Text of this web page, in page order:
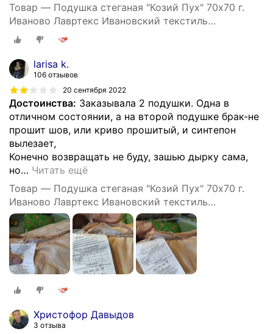
Товар — Подушка стеганая "Козий Пух" 70х70 г.
Иваново Лавртекс Ивановский текстиль
(микрофайбер) ультра-степ
larisa k.
106 отзывов
20 сентября 2022
Достоинства: Заказывала 2 подушки. Одна в
отличном состоянии, а на второй подушке брак-не
прошит шов, или криво прошитый, и синтепон
вылезает,
Конечно возвращать не буду, зашью дырку сама,
но… Читать ещё
Товар — Подушка стеганая "Козий Пух" 70х70 г.
Иваново Лавртекс Ивановский текстиль
(микрофайбер) ультра-степ
Христофор Давыдов
3 отзыва